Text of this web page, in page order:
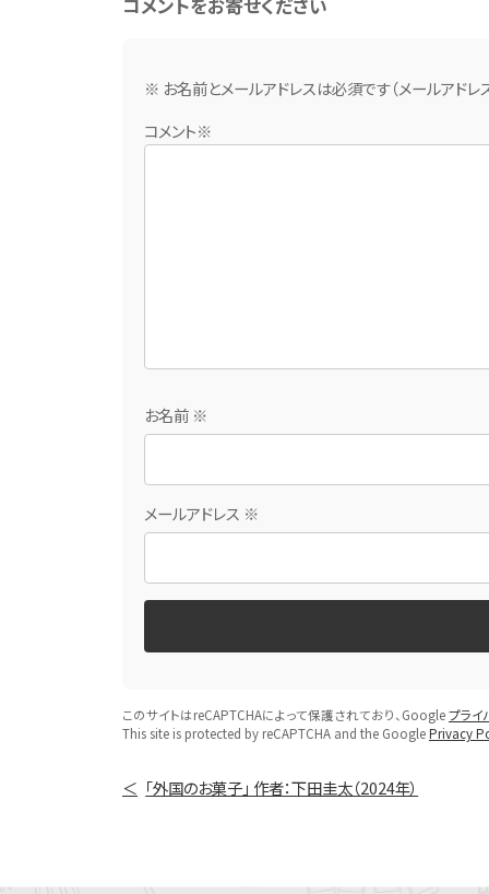
※ お名前とメールアドレスは必須です（メールアドレ
コメント※
お名前 ※
メールアドレス ※
このサイトはreCAPTCHAによって保護されており、Googleプライ
This site is protected by reCAPTCHA and the GooglePrivacy
「外国のお菓子」 作者：下田圭太（2024年）